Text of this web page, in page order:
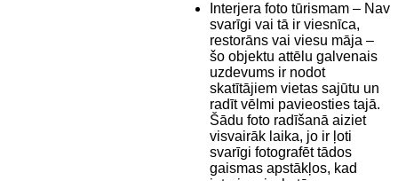
Interjera foto tūrismam – Nav
svarīgi vai tā ir viesnīca,
restorāns vai viesu māja –
šo objektu attēlu galvenais
uzdevums ir nodot
skatītājiem vietas sajūtu un
radīt vēlmi pavieosties tajā.
Šādu foto radīšanā aiziet
visvairāk laika, jo ir ļoti
svarīgi fotografēt tādos
gaismas apstākļos, kad